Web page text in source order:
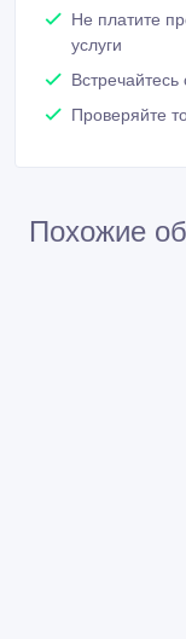
Не платите
услуги
Проверяйте
Похожие